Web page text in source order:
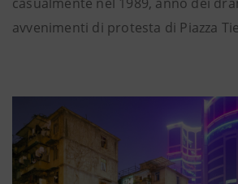
avvenimenti di protesta di Piazza